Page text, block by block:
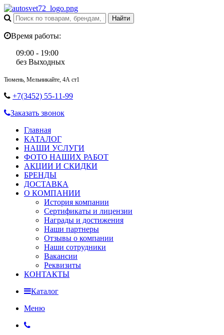
Время работы:
09:00 - 19:00
без Выходных
Тюмень, Мельникайте, 4А ст1
+7(3452) 55-11-99
Заказать звонок
Главная
КАТАЛОГ
НАШИ УСЛУГИ
ФОТО НАШИХ РАБОТ
АКЦИИ И СКИДКИ
БРЕНДЫ
ДОСТАВКА
О КОМПАНИИ
История компании
Сертификаты и лицензии
Награды и достижения
Наши партнеры
Отзывы о компании
Наши сотрудники
Вакансии
Реквизиты
КОНТАКТЫ
Каталог
Меню